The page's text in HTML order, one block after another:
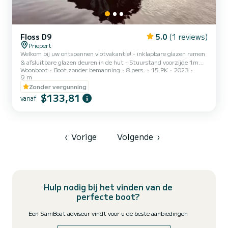
Floss D9 5.0 (1 reviews)
Priepert
Welkom bij uw ontspannen vlotvakantie! - inklapbare glazen ramen
& afsluitbare glazen deuren in de hut - Stuurstand voorzijde 1m
overdekt - WC met vast toilet & wastafel - 250l watertank &
afvaltank - Keuken met koelkast, gasfornuis, gootsteen - 12V-
aansluiting en 230V walstroomaansluiting - Dak beloopbaar - Terras
met 1m breed afdak - 2-6 vaste slaapplaatsen. Er is waarschijnlijk
geen centralere uitvalsbasis in de waterwereld van Mecklenburg en
Woonboot Boot zonder bemanning 8 pers. 15 PK
2023
9 m
Zonder vergunning
vanaf $133,81
‹ Vorige Volgende ›
Hulp nodig bij het vinden van de
perfecte boot?
Een SamBoat adviseur vindt voor u de beste aanbiedingen